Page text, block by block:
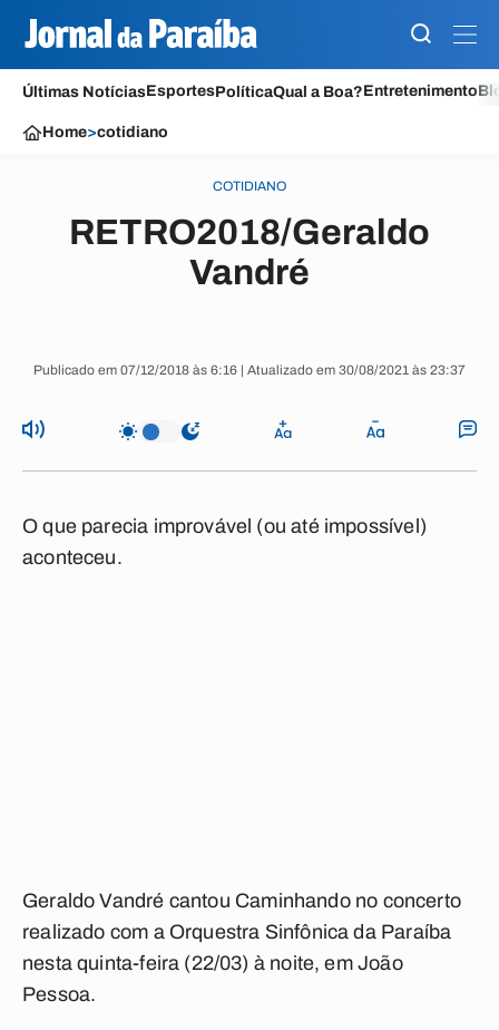
Últimas NotíciasEsportesPolíticaQual a Boa?Entretenimento
Home>cotidiano
COTIDIANO
RETRO2018/Geraldo
Vandré
Publicado em 07/12/2018 às 6:16 | Atualizado em 30/08/2021 às 23:37
O que parecia improvável (ou até impossível)
aconteceu.
Geraldo Vandré cantou Caminhandono concerto
realizado com a Orquestra Sinfônica da Paraíba
nesta quinta-feira (22/03) à noite, em João
Pessoa.